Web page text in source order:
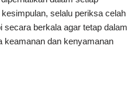
selalu periksa celah
secara berkala agar tetap dalam
keamanan dan kenyamanan